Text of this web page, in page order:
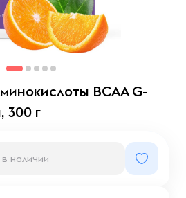
BCAA G-
300 г
наличии